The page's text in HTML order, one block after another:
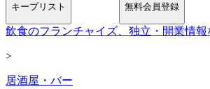
キープリスト 無料会員登録
飲食のフランチャイズ、独立・開業情報
>
居酒屋・バー